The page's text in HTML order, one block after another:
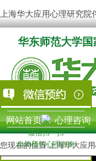
上海华大应用心理研究院
华东师范大学国
网站首页 心理咨询
您现在的位置:上海华大应
微信扫一扫
自助预约心理咨询